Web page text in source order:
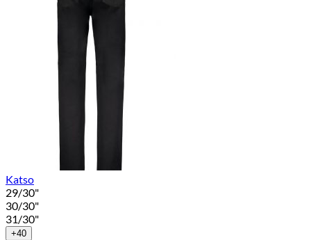
Katso
29/30"
30/30"
31/30"
+40